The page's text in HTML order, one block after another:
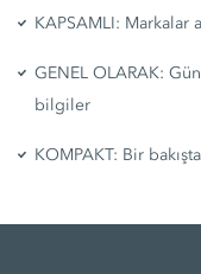
KAPSAMLI: Markalar
GENEL OLARAK:
bilgiler
KOMPAKT: Bir